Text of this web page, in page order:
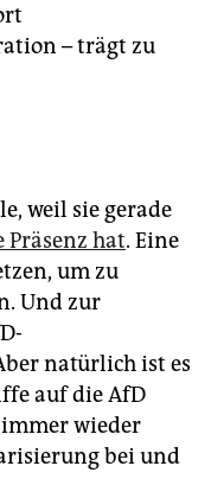
– trägt zu
weil sie gerade
Präsenz hat. Eine
um zu
Und zur
natürlich ist es
auf die AfD
wieder
bei und